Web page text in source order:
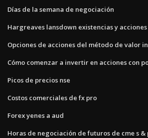
Días de la semana de negociación
Hargreaves lansdown existencias y
Opciones de acciones del método de valor
Cómo comenzar a invertir en acciones con
Picos de precios nse
Costos comerciales de fx pro
Forex yenes a aud
Horas de negociación de futuros de cme s &